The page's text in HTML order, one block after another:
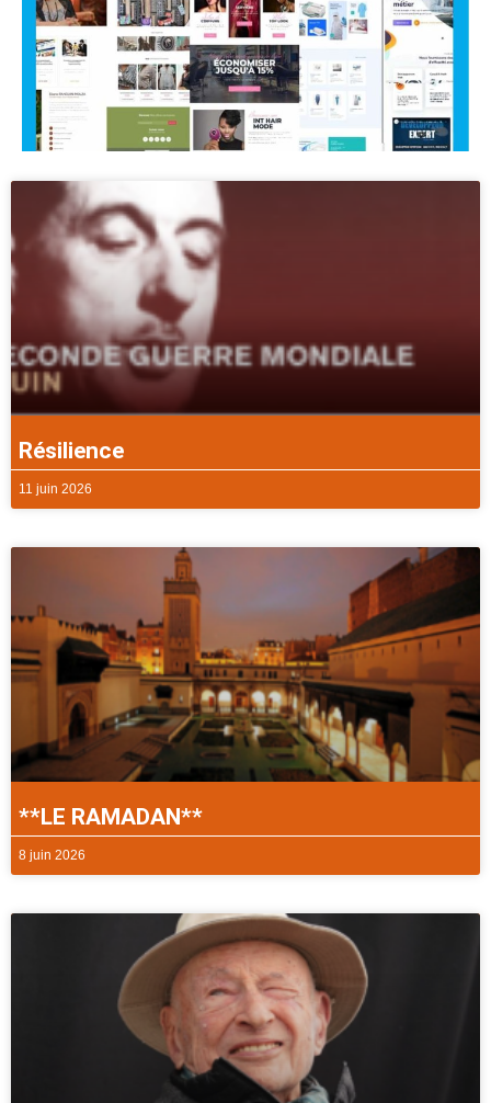
Résilience
11 juin 2026
**LE RAMADAN**
8 juin 2026